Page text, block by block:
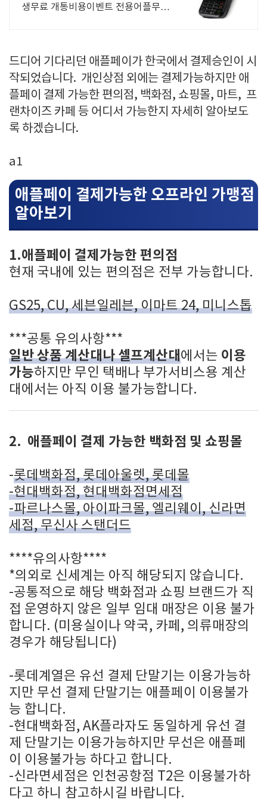
생무료 개통비용이벤트 전용어플무료
드디어 기다리던 애플페이가 한국에서 결제승인이 시
작되었습니다. 개인상점 외에는 결제가능하지만 애
플페이 결제 가능한 편의점, 백화점, 쇼핑몰, 마트, 프
랜차이즈 카페 등 어디서 가능한지 자세히 알아보도
록 하겠습니다.
a1
애플페이 결제가능한 오프라인 가맹점
알아보기
1.애플페이 결제가능한 편의점
현재 국내에 있는 편의점은 전부 가능합니다.
GS25, CU, 세븐일레븐, 이마트 24, 미니스톱
***공통 유의사항***
일반 상품 계산대나 셀프계산대에서는 이용
가능하지만 무인 택배나 부가서비스용 계산
대에서는 아직 이용 불가능합니다.
2. 애플페이 결제 가능한 백화점 및 쇼핑몰
-롯데백화점, 롯데아울렛, 롯데몰
-현대백화점, 현대백화점면세점
-파르나스몰, 아이파크몰, 엘리웨이, 신라면
세점, 무신사 스탠더드
****유의사항****
*의외로 신세계는 아직 해당되지 않습니다.
-공통적으로 해당 백화점과 쇼핑 브랜드가 직
접 운영하지 않은 일부 임대 매장은 이용 불가
합니다. (미용실이나 약국, 카페, 의류매장의
경우가 해당됩니다)
-롯데계열은 유선 결제 단말기는 이용가능하
지만 무선 결제 단말기는 애플페이 이용불가
능 합니다.
-현대백화점, AK플라자도 동일하게 유선 결
제 단말기는 이용가능하지만 무선은 애플페
이 이용불가능 하다고 합니다.
-신라면세점은 인천공항점 T2은 이용불가하
다고 하니 참고하시길 바랍니다.